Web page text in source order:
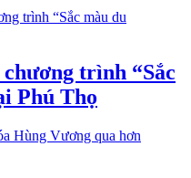
trình “Sắc
Phú Thọ